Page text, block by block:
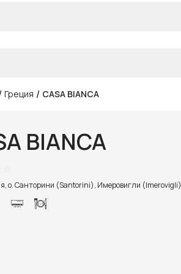
Греция / CASA BIANCA
BIANCA
о. Санторини (Santorini), Имеровигли (Imerovigli)